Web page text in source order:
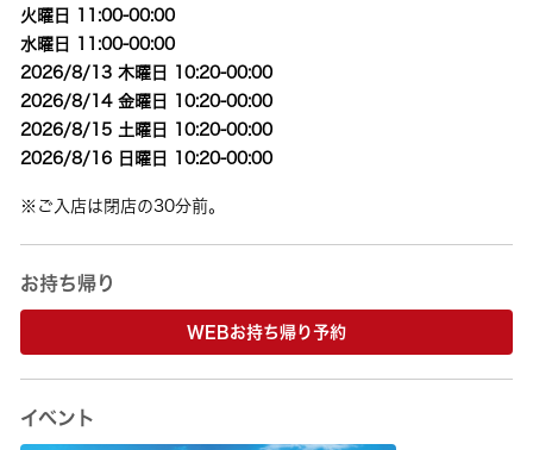
火曜日 11:00-00:00
水曜日 11:00-00:00
2026/8/13 木曜日 10:20-00:00
2026/8/14 金曜日 10:20-00:00
2026/8/15 土曜日 10:20-00:00
2026/8/16 日曜日 10:20-00:00
※ご入店は閉店の30分前。
お持ち帰り
WEBお持ち帰り予約
イベント